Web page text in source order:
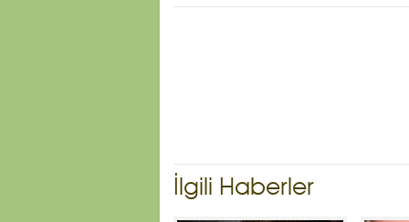
İlgili Haberler